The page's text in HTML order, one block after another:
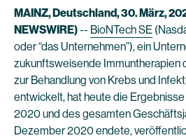
MAINZ, Deutschland, 30. März,
NEWSWIRE)-- BioNTech SE
oder “das Unternehmen”), ein
zukunftsweisende Immuntherapien
zur Behandlung von Krebs und
entwickelt, hat heute die
2020 und des gesamten
Dezember 2020 endete,